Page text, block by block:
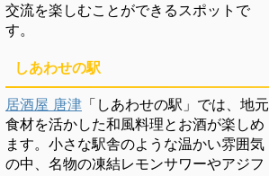
交流を楽しむことができるスポットで
す。
しあわせの駅
居酒屋 唐津 「しあわせの駅」では、地元
食材を活かした和風料理とお酒が楽しめ
ます。小さな駅舎のような温かい雰囲気
の中、名物の凍結レモンサワーやアジフ